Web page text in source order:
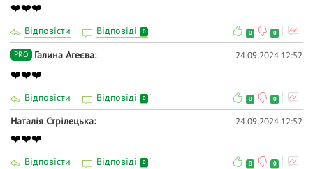
❤️❤️❤️
Відповісти Відповіді 0 0 0
PRO Галина Агеєва 24.09.2024 12:52
❤️❤️❤️
Відповісти Відповіді 0 0 0
Наталія Стрілецька 24.09.2024 12:52
❤️❤️❤️
Відповісти Відповіді 0 0 0